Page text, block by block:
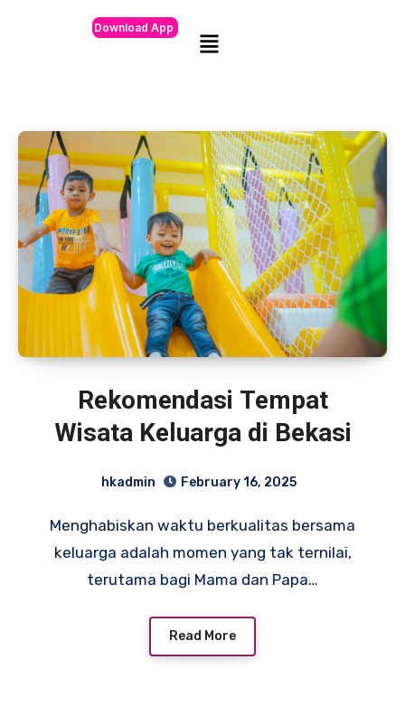
Download App
Rekomendasi Tempat
Wisata Keluarga di Bekasi
hkadmin February 16, 2025
Menghabiskan waktu berkualitas bersama
keluarga adalah momen yang tak ternilai,
terutama bagi Mama dan Papa…
Read More